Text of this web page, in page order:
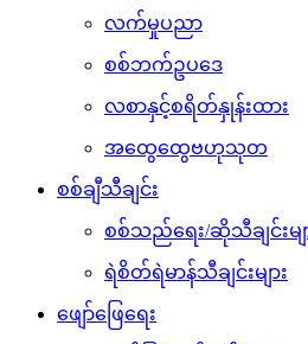
လက်မှုပညာ
စစ်ဘက်ဥပဒေ
လစာနှင့်စရိတ်နှုန်းထား
အထွေထွေဗဟုသုတ
စစ်ချီသီချင်း
စစ်သည်ရေး/ဆိုသီချင်းမျ
ရဲစိတ်ရဲမာန်သီချင်းများ
ဖျော်ဖြေရေး